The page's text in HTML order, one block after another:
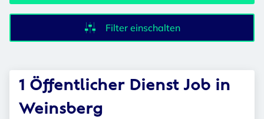
Filter einschalten
1 Öffentlicher Dienst Job in
Weinsberg